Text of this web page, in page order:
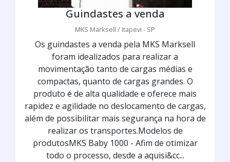
Guindastes a venda
MKS Marksell / Itapevi - SP
Os guindastes a venda pela MKS Marksell
foram idealizados para realizar a
movimentação tanto de cargas médias e
compactas, quanto de cargas grandes. O
produto é de alta qualidade e oferece mais
rapidez e agilidade no deslocamento de cargas,
além de possibilitar mais segurança na hora de
realizar os transportes.Modelos de
produtosMKS Baby 1000 - Afim de otimizar
todo o processo, desde a aquisi&cc...